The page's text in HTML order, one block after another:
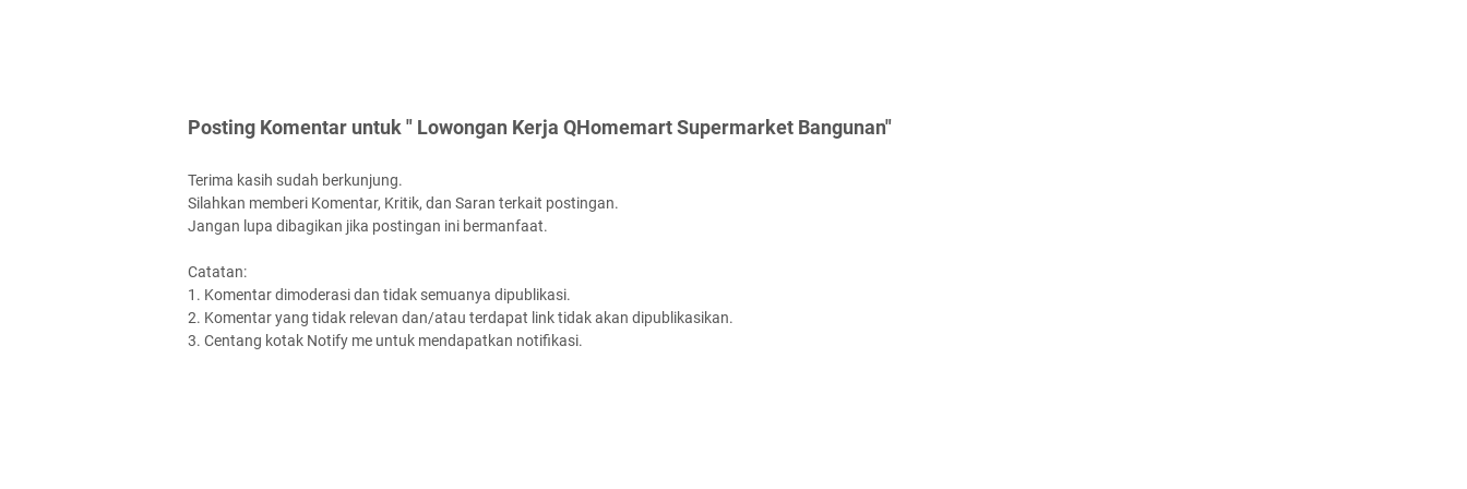
Posting Komentar untuk " Lowongan Kerja QHomemart Supermarket Bangunan"
Terima kasih sudah berkunjung.
Silahkan memberi Komentar, Kritik, dan Saran terkait postingan.
Jangan lupa dibagikan jika postingan ini bermanfaat.
Catatan:
1. Komentar dimoderasi dan tidak semuanya dipublikasi.
2. Komentar yang tidak relevan dan/atau terdapat link tidak akan dipublikasikan.
3. Centang kotak Notify me untuk mendapatkan notifikasi.